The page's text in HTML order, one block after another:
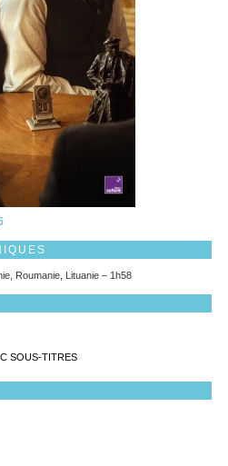
Roumanie, Lituanie – 1h58
SOUS-TITRES